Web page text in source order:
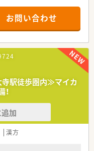
ら50枚程度です。
となっており、少人数な
業務に励んでいます。
とした増員募集であり、即
募しています。
周囲のスタッフと協力しな
る方を求めています。
や、新しい知識を意欲的に
ある方を歓迎します。
おり、地域住民の健康を
お問い合わせ
寺駅徒歩圏内≫マイカ
加
漢方